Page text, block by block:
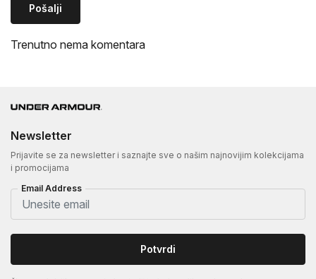
Pošalji
Trenutno nema komentara
Newsletter
Prijavite se za newsletter i saznajte sve o našim najnovijim kolekcijama
i promocijama
Email Address
Potvrdi